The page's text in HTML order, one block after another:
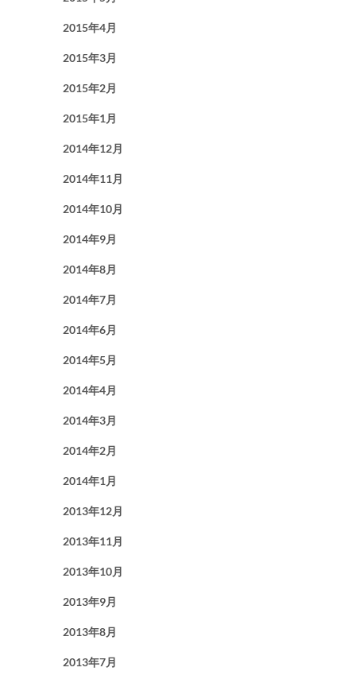
2015年4月
2015年3月
2015年2月
2015年1月
2014年12月
2014年11月
2014年10月
2014年9月
2014年8月
2014年7月
2014年6月
2014年5月
2014年4月
2014年3月
2014年2月
2014年1月
2013年12月
2013年11月
2013年10月
2013年9月
2013年8月
2013年7月